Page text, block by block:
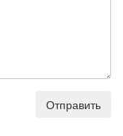
Отправить